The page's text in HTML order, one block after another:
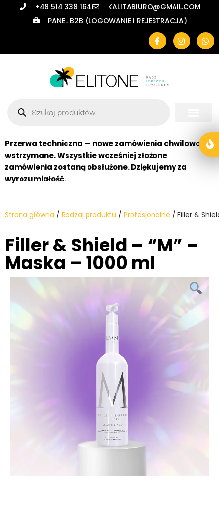
+48 514 338 164
KALITABIURO@GMAIL.COM
PANEL B2B (LOGOWANIE I REJESTRACJA)
Przerwa techniczna — nowe zamówienia chwilowo
wstrzymane. Wszystkie wcześniej złożone
zamówienia zostaną obsłużone. Dziękujemy za
wyrozumiałość.
Strona główna / Rodzaj produktu / Profesjonalne / Filler &
Filler & Shield – “M” –
Maska – 1000 ml